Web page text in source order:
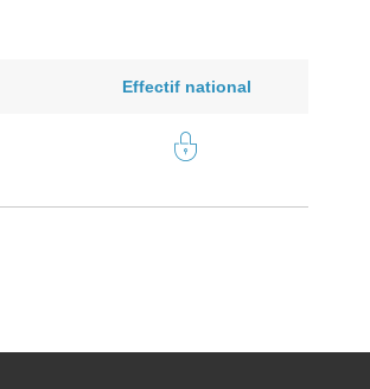
Effectif national